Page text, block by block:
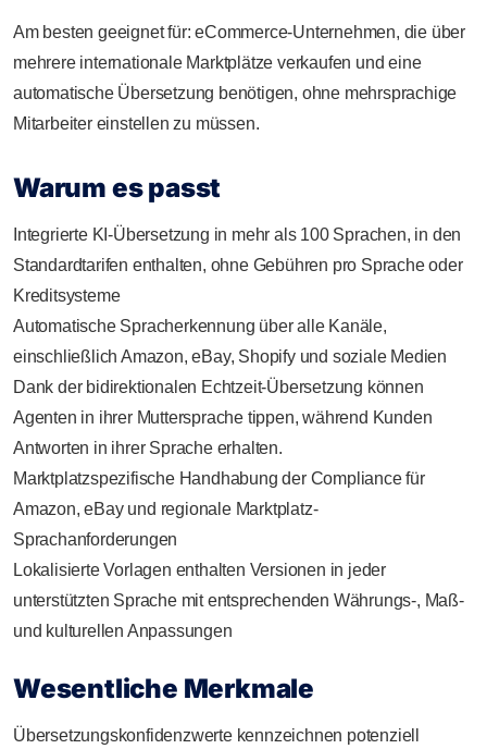
Am besten geeignet für: eCommerce-Unternehmen, die über
mehrere internationale Marktplätze verkaufen und eine
automatische Übersetzung benötigen, ohne mehrsprachige
Mitarbeiter einstellen zu müssen.
Warum es passt
Integrierte KI-Übersetzung in mehr als 100 Sprachen, in den
Standardtarifen enthalten, ohne Gebühren pro Sprache oder
Kreditsysteme
Automatische Spracherkennung über alle Kanäle,
einschließlich Amazon, eBay, Shopify und soziale Medien
Dank der bidirektionalen Echtzeit-Übersetzung können
Agenten in ihrer Muttersprache tippen, während Kunden
Antworten in ihrer Sprache erhalten.
Marktplatzspezifische Handhabung der Compliance für
Amazon, eBay und regionale Marktplatz-
Sprachanforderungen
Lokalisierte Vorlagen enthalten Versionen in jeder
unterstützten Sprache mit entsprechenden Währungs-, Maß-
und kulturellen Anpassungen
Wesentliche Merkmale
Übersetzungskonfidenzwerte kennzeichnen potenziell